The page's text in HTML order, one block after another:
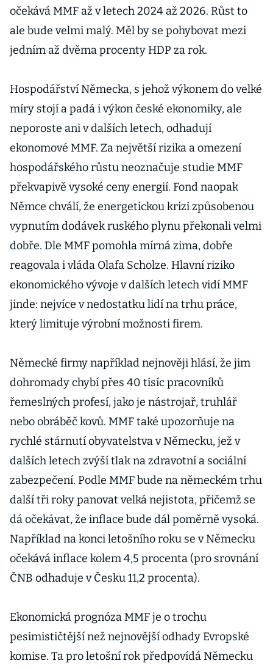
očekává MMF až v letech 2024 až 2026. Růst to
ale bude velmi malý. Měl by se pohybovat mezi
jedním až dvěma procenty HDP za rok.
Hospodářství Německa, s jehož výkonem do velké
míry stojí a padá i výkon české ekonomiky, ale
neporoste ani v dalších letech, odhadují
ekonomové MMF. Za největší rizika a omezení
hospodářského růstu neoznačuje studie MMF
překvapivě vysoké ceny energií. Fond naopak
Němce chválí, že energetickou krizi způsobenou
vypnutím dodávek ruského plynu překonali velmi
dobře. Dle MMF pomohla mírná zima, dobře
reagovala i vláda Olafa Scholze. Hlavní riziko
ekonomického vývoje v dalších letech vidí MMF
jinde: nejvíce v nedostatku lidí na trhu práce,
který limituje výrobní možnosti firem.
Německé firmy například nejnověji hlásí, že jim
dohromady chybí přes 40 tisíc pracovníků
řemeslných profesí, jako je nástrojař, truhlář
nebo obráběč kovů. MMF také upozorňuje na
rychlé stárnutí obyvatelstva v Německu, jež v
dalších letech zvýší tlak na zdravotní a sociální
zabezpečení. Podle MMF bude na německém trhu
další tři roky panovat velká nejistota, přičemž se
dá očekávat, že inflace bude dál poměrně vysoká.
Například na konci letošního roku se v Německu
očekává inflace kolem 4,5 procenta (pro srovnání
ČNB odhaduje v Česku 11,2 procenta).
Ekonomická prognóza MMF je o trochu
pesimističtější než nejnovější odhady Evropské
komise. Ta pro letošní rok předpovídá Německu